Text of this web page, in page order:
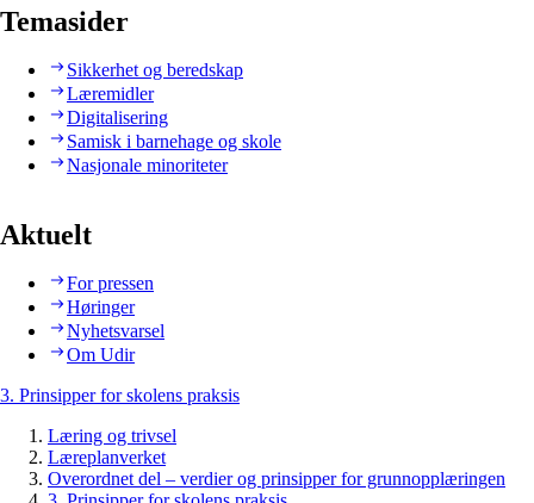
Temasider
Sikkerhet og beredskap
Læremidler
Digitalisering
Samisk i barnehage og skole
Nasjonale minoriteter
Aktuelt
For pressen
Høringer
Nyhetsvarsel
Om Udir
3. Prinsipper for skolens praksis
Læring og trivsel
Læreplanverket
Overordnet del – verdier og prinsipper for grunnopplæringen